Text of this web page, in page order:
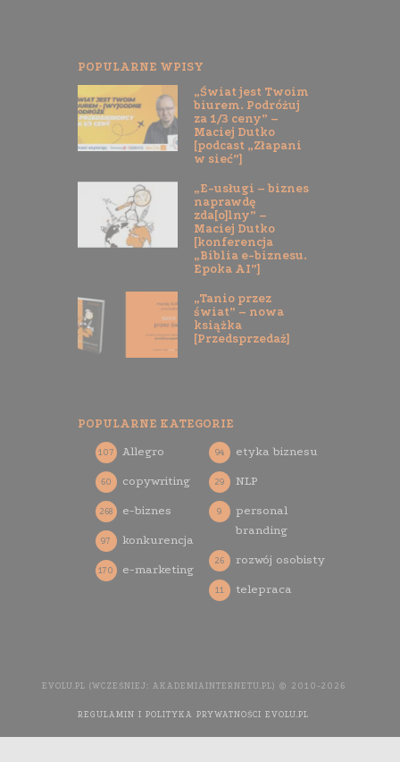
POPULARNE WPISY
„Świat jest Twoim
biurem. Podróżuj
za 1/3 ceny” –
Maciej Dutko
[podcast „Złapani
w sieć”]
„E-usługi – biznes
naprawdę
zda[o]lny” –
Maciej Dutko
[konferencja
„Biblia e-biznesu.
Epoka AI”]
„Tanio przez
świat” – nowa
książka
[Przedsprzedaż]
POPULARNE KATEGORIE
Allegro
107
copywriting
60
e-biznes
268
konkurencja
97
e-marketing
170
etyka biznesu
94
NLP
29
personal
branding
9
rozwój osobisty
26
telepraca
11
EVOLU.PL (WCZEŚNIEJ: AKADEMIAINTERNETU.PL) © 2010-2026
REGULAMIN I POLITYKA PRYWATNOŚCI EVOLU.PL